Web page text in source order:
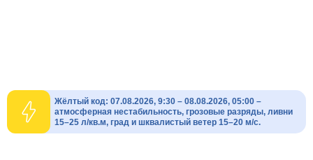
Жёлтый код: 07.08.2026, 9:30 – 08.08.2026, 05:00 –
атмосферная нестабильность, грозовые разряды, ливни
15–25 л/кв.м, град и шквалистый ветер 15–20 м/с.